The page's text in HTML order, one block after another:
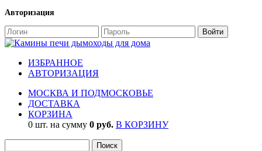
Авторизация
ИЗБРАННОЕ
АВТОРИЗАЦИЯ
МОСКВА И ПОДМОСКОВЬЕ
ДОСТАВКА
КОРЗИНА
0 шт. на сумму 0 руб. В КОРЗИНУ